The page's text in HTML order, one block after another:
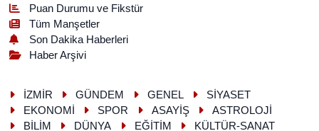
Puan Durumu ve Fikstür
Tüm Manşetler
Son Dakika Haberleri
Haber Arşivi
İZMİR GÜNDEM GENEL
SİYASET
EKONOMİ
SPOR ASAYİŞ
ASTROLOJİ
BİLİM
DÜNYA EĞİTİM KÜLTÜR-SANAT